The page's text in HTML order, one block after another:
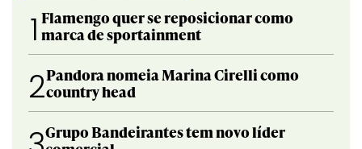
1 Flamengo quer se reposicionar como
marca de sportainment
2Pandora nomeia Marina Cirelli como
country head
Grupo Bandeirantes tem novo líder